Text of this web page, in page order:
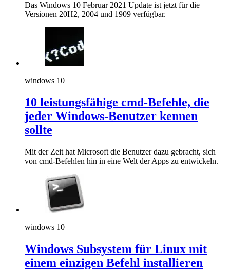
Das Windows 10 Februar 2021 Update ist jetzt für die
Versionen 20H2, 2004 und 1909 verfügbar.
windows 10
10 leistungsfähige cmd-Befehle, die
jeder Windows-Benutzer kennen
sollte
Mit der Zeit hat Microsoft die Benutzer dazu gebracht, sich
von cmd-Befehlen hin in eine Welt der Apps zu entwickeln.
windows 10
Windows Subsystem für Linux mit
einem einzigen Befehl installieren